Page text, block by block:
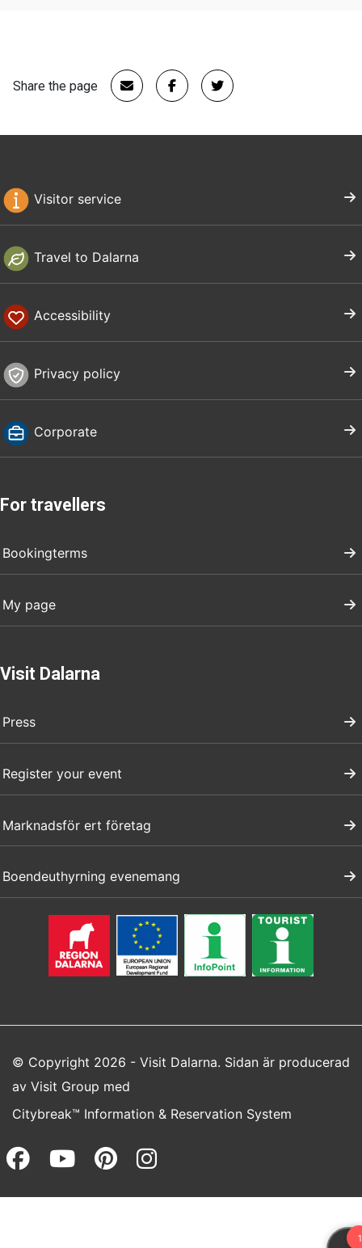
Share the page
Visitor service
Travel to Dalarna
Accessibility
Privacy policy
Corporate
For travellers
Bookingterms
My page
Visit Dalarna
Press
Register your event
Marknadsför ert företag
Boendeuthyrning evenemang
© Copyright 2026 - Visit Dalarna. Sidan är producerad
av Visit Group med
Citybreak™ Information & Reservation System
Facebook (opens in a new
Youtube (opens in a new
Pinterest (opens in a
Instagram (opens